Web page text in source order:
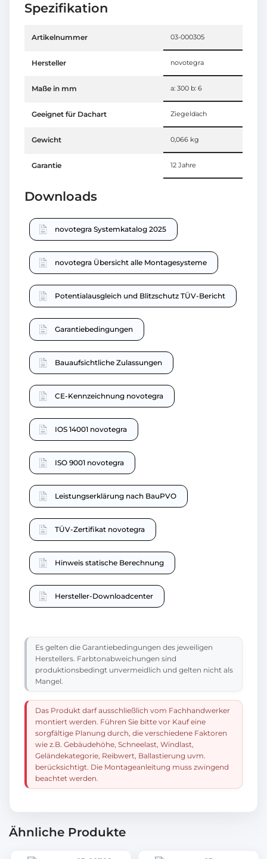
Spezifikation
Artikelnummer 03-000305
Hersteller novotegra
Maße in mm a: 300 b: 6
Geeignet für Dachart Ziegeldach
Gewicht 0,066 kg
Garantie 12 Jahre
Downloads
novotegra Systemkatalog 2025
novotegra Übersicht alle Montagesysteme
Potentialausgleich und Blitzschutz TÜV-Bericht
Garantiebedingungen
Bauaufsichtliche Zulassungen
CE-Kennzeichnung novotegra
IOS 14001 novotegra
ISO 9001 novotegra
Leistungserklärung nach BauPVO
TÜV-Zertifikat novotegra
Hinweis statische Berechnung
Hersteller-Downloadcenter
Es gelten die Garantiebedingungen des jeweiligen
Herstellers. Farbtonabweichungen sind
produktionsbedingt unvermeidlich und gelten nicht als
Mangel.
Das Produkt darf ausschließlich vom Fachhandwerker
montiert werden. Führen Sie bitte vor Kauf eine
sorgfältige Planung durch, die verschiedene Faktoren
wie z.B. Gebäudehöhe, Schneelast, Windlast,
Geländekategorie, Reibwert, Ballastierung uvm.
berücksichtigt. Die Montageanleitung muss zwingend
beachtet werden.
Ähnliche Produkte